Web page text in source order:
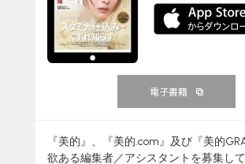
電子書籍
『美的』、『美的.com』及び『美的
欲ある編集者／アシスタントを募集し